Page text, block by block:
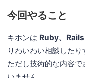
今回やること
キホンは Ruby、
りわいわい相談したり
ただし技術的な内容